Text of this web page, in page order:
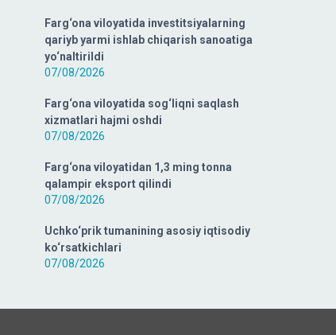
Farg‘ona viloyatida investitsiyalarning
qariyb yarmi ishlab chiqarish sanoatiga
yo‘naltirildi
07/08/2026
Farg‘ona viloyatida sog‘liqni saqlash
xizmatlari hajmi oshdi
07/08/2026
Farg‘ona viloyatidan 1,3 ming tonna
qalampir eksport qilindi
07/08/2026
Uchko‘prik tumanining asosiy iqtisodiy
ko‘rsatkichlari
07/08/2026